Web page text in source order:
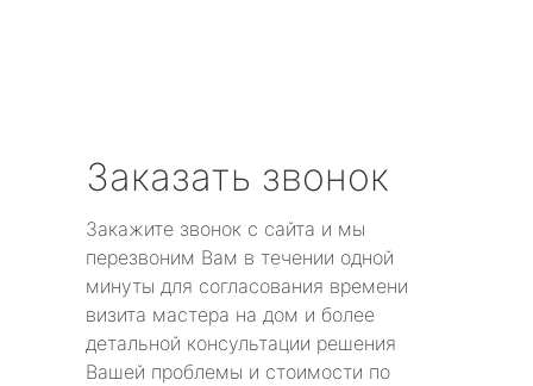
Заказать звонок
Закажите звонок с сайта и мы
перезвоним Вам в течении одной
минуты для согласования времени
визита мастера на дом и более
детальной консультации решения
Вашей проблемы и стоимости по